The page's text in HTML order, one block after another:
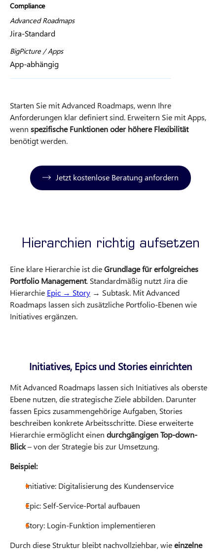
Compliance
Advanced Roadmaps
Jira-Standard
BigPicture / Apps
App-abhängig
Starten Sie mit Advanced Roadmaps, wenn Ihre
Anforderungen klar definiert sind. Erweitern Sie mit Apps,
wenn spezifische Funktionen oder höhere Flexibilität
benötigt werden.
Jetzt kostenlose Beratung anfordern
Hierarchien richtig aufsetzen
Eine klare Hierarchie ist dieGrundlage für erfolgreiches
Portfolio Management. Standardmäßig nutzt Jira die
Hierarchie Epic → Story → Subtask. Mit Advanced
Roadmaps lassen sich zusätzliche Portfolio-Ebenen wie
Initiatives ergänzen.
Initiatives, Epics und Stories einrichten
Mit Advanced Roadmaps lassen sich Initiatives als oberste
Ebene nutzen, die strategische Ziele abbilden. Darunter
fassen Epics zusammengehörige Aufgaben, Stories
beschreiben konkrete Arbeitsschritte. Diese erweiterte
Hierarchie ermöglicht einen durchgängigen Top-down-
Blick– von der Strategie bis zur Umsetzung.
Beispiel:
Initiative: Digitalisierung des Kundenservice
Epic: Self-Service-Portal aufbauen
Story: Login-Funktion implementieren
Durch diese Struktur bleibt nachvollziehbar, wieeinzelne